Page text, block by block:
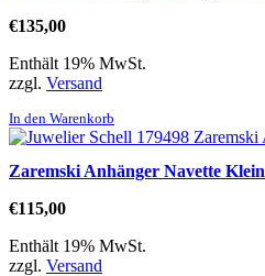
€135,00
Enthält 19% MwSt.
zzgl. Versand
In den Warenkorb
Zaremski Anhänger Navette Klein
€115,00
Enthält 19% MwSt.
zzgl. Versand